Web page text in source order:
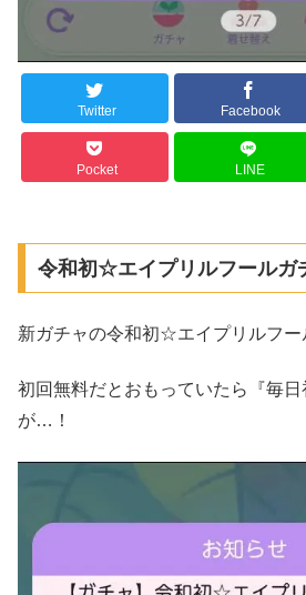
Twitter Facebook
Pocket LINE
令和初☆エイプリルフールガ
新ガチャの令和初☆エイプリルフー
初回無料だとおもっていたら『毎
が…！